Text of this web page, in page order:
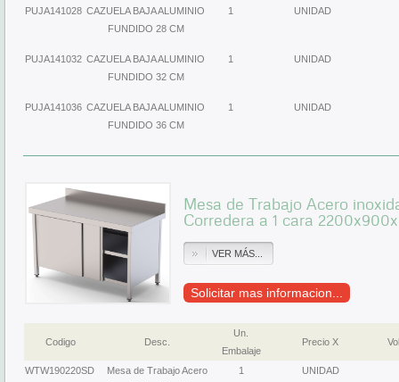
PUJA141028 CAZUELA BAJA ALUMINIO
FUNDIDO 28 CM
1 UNIDAD
PUJA141032 CAZUELA BAJA ALUMINIO
FUNDIDO 32 CM
1 UNIDAD
PUJA141036 CAZUELA BAJA ALUMINIO
FUNDIDO 36 CM
1 UNIDAD
Mesa de Trabajo Acero
Corredera a 1 cara
VER MÁS...
Solicitar mas informacion...
Codigo Desc.
Un.
Embalaje
Precio X
WTW190220SD
Mesa de Trabajo Acero
1 UNIDAD